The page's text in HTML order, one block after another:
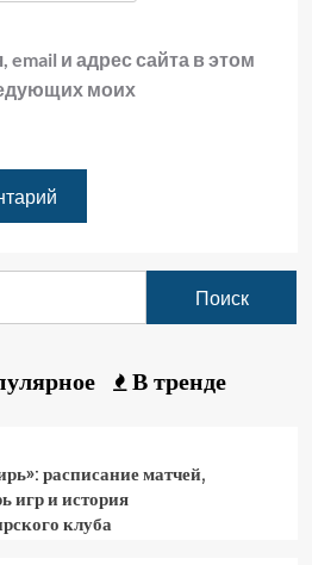
и адрес сайта в этом
моих
В тренде
расписание матчей,
игр и история
клуба